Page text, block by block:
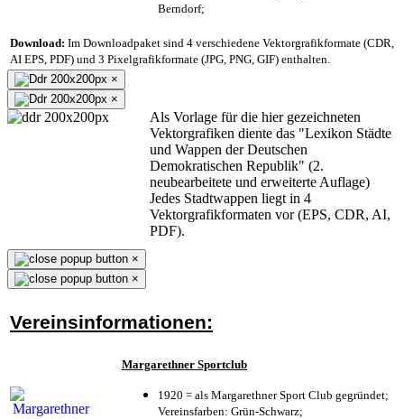
Berndorf;
Download: Im Downloadpaket sind 4 verschiedene Vektorgrafikformate (CDR,
AI EPS, PDF) und 3 Pixelgrafikformate (JPG, PNG, GIF) enthalten.
×
×
Als Vorlage für die hier gezeichneten
Vektorgrafiken diente das "Lexikon Städte
und Wappen der Deutschen
Demokratischen Republik" (2.
neubearbeitete und erweiterte Auflage)
Jedes Stadtwappen liegt in 4
Vektorgrafikformaten vor (EPS, CDR, AI,
PDF).
×
×
Vereinsinformationen:
Margarethner Sportclub
1920 = als Margarethner Sport Club gegründet;
Vereinsfarben: Grün-Schwarz;